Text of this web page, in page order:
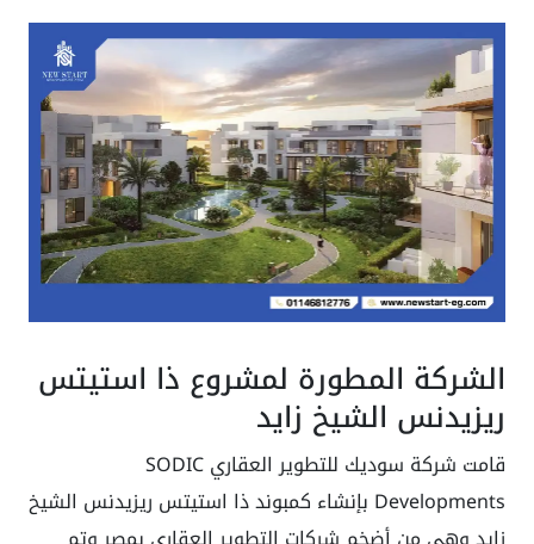
الشركة المطورة لمشروع ذا استيتس
ريزيدنس الشيخ زايد
قامت شركة سوديك للتطوير العقاري SODIC
Developments بإنشاء كمبوند ذا استيتس ريزيدنس الشيخ